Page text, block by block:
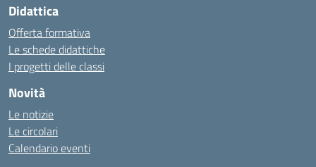
Didattica
Offerta formativa
Le schede didattiche
I progetti delle classi
Novità
Le notizie
Le circolari
Calendario eventi